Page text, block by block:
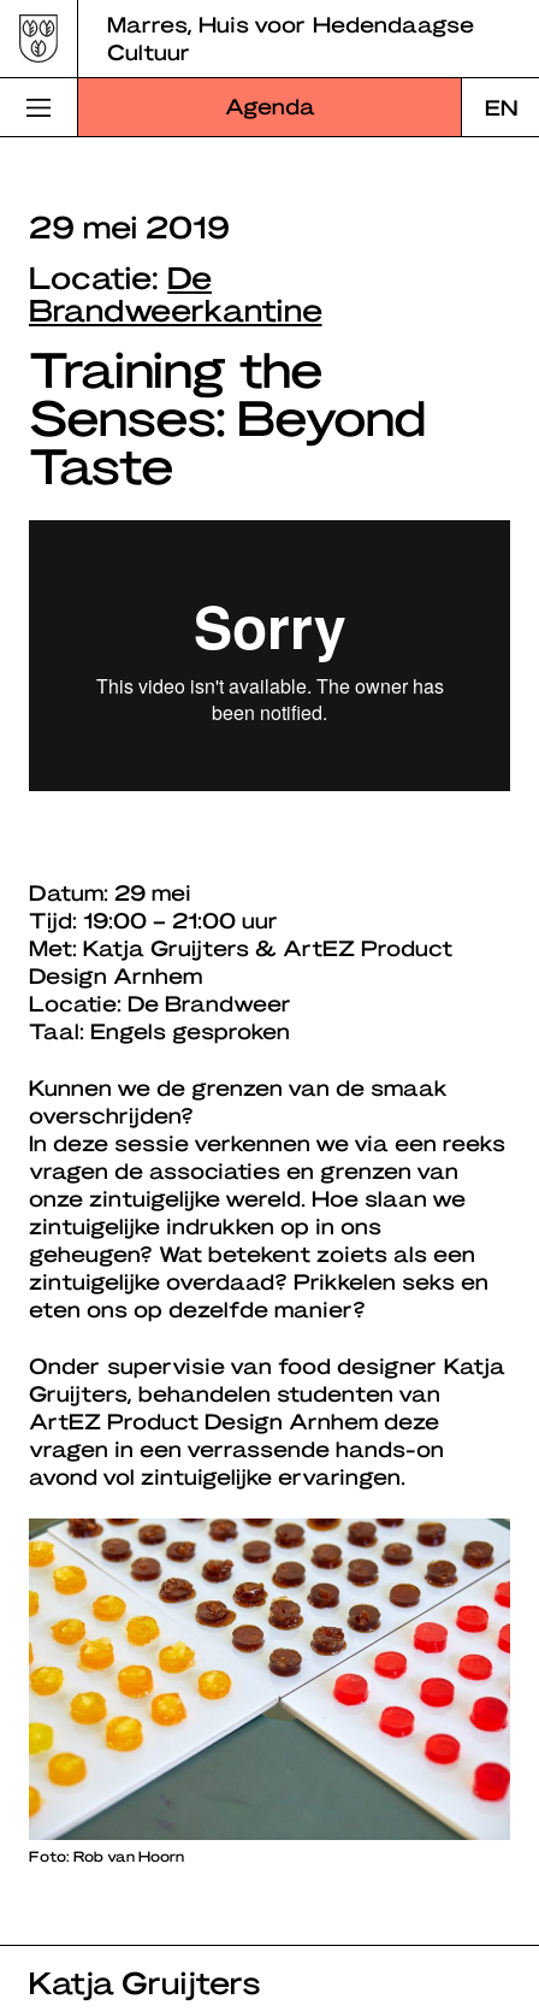
Skip
to
content
Marres, Huis voor Hedendaagse
Cultuur
Agenda EN
Programma
Educatie
Over Marres
Marres Kitchen
Shop
Zoek
29 mei 2019
Locatie: De
Brandweerkantine
Training the
Senses: Beyond
Taste
Datum: 29 mei
Tijd: 19:00 – 21:00 uur
Met: Katja Gruijters & ArtEZ Product
Design Arnhem
Locatie: De Brandweer
Taal: Engels gesproken
Kunnen we de grenzen van de smaak
overschrijden?
In deze sessie verkennen we via een reeks
vragen de associaties en grenzen van
onze zintuigelijke wereld. Hoe slaan we
zintuigelijke indrukken op in ons
geheugen? Wat betekent zoiets als een
zintuigelijke overdaad? Prikkelen seks en
eten ons op dezelfde manier?
Onder supervisie van food designer Katja
Gruijters, behandelen studenten van
ArtEZ Product Design Arnhem deze
vragen in een verrassende hands-on
avond vol zintuigelijke ervaringen.
Foto: Rob van Hoorn
Katja Gruijters